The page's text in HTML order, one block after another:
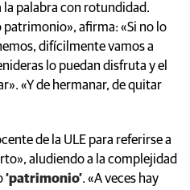
palabra con rotundidad.
afirma: «Si no lo
difícilmente vamos a
lo puedan disfruta y el
«Y de hermanar, de quitar
de la ULE para referirse a
aludiendo a la complejidad
‘patrimonio’. «A veces hay